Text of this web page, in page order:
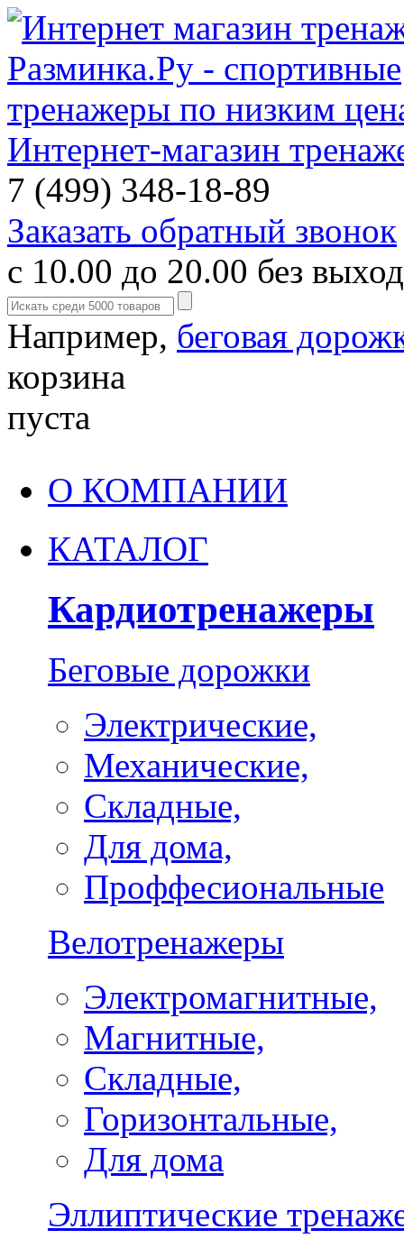
Интернет-магазин
7 (499) 348-18-89
Заказать обратный звонок
с 10.00 до 20.00 без
Например, беговая
корзина
пуста
О КОМПАНИИ
КАТАЛОГ
Кардиотренажеры
Беговые дорожки
Электрические,
Механические,
Складные,
Для дома,
Проффесиональные
Велотренажеры
Электромагнитные,
Магнитные,
Складные,
Горизонтальные,
Для дома
Эллиптические